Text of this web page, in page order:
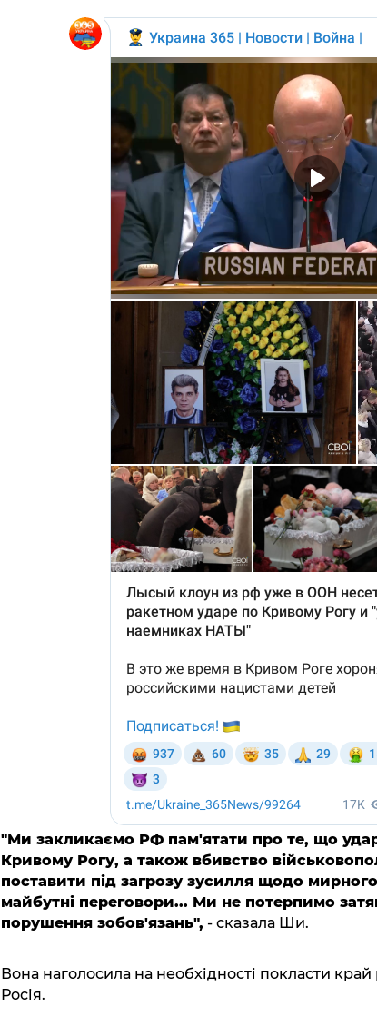
"Ми закликаємо РФ пам'ятати про те, що
Кривому Рогу, а також вбивство
поставити під загрозу зусилля щодо
майбутні переговори... Ми не потерпимо
порушення зобов'язань", - сказала Ши.
Вона наголосила на необхідності покласти край
Росія.